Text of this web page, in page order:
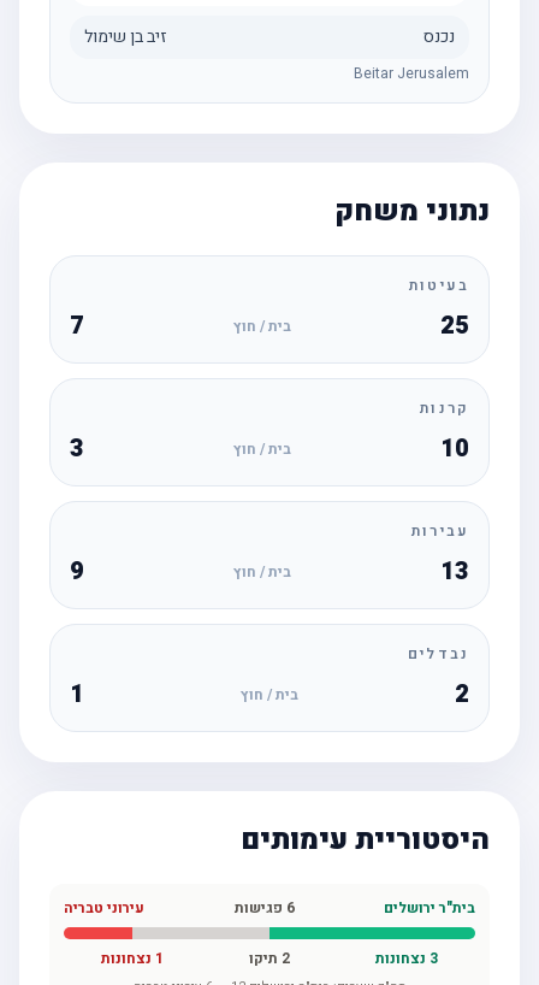
נכנס זיב בן שימול
Beitar Jerusalem
נתוני משחק
בעיטות
25 בית / חוץ
קרנות
10 בית / חוץ
עבירות
13 בית / חוץ
נבדלים
בית / חוץ
היסטוריית עימותים
בית"ר ירושלים פגישות עירוני טבריה
נצחונות תיקו נצחונות